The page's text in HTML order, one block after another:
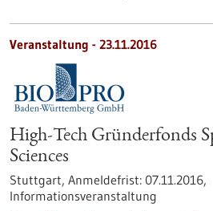
Veranstaltung - 23.11.2016
High-Tech Gründerfonds
Sciences
Stuttgart, Anmeldefrist: 07.11.2016,
Informationsveranstaltung